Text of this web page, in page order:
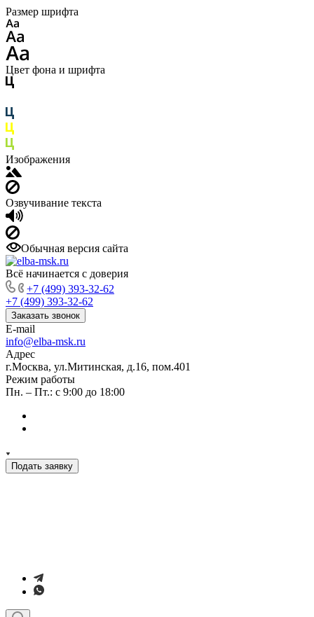
Размер шрифта
Цвет фона и шрифта
Изображения
Озвучивание текста
Обычная версия сайта
Всё начинается с доверия
+7 (499) 393-32-62
+7 (499) 393-32-62
Заказать звонок
E-mail
info@elba-msk.ru
Адрес
г.Москва, ул.Митинская, д.16, пом.401
Режим работы
Пн. – Пт.: с 9:00 до 18:00
Подать заявку